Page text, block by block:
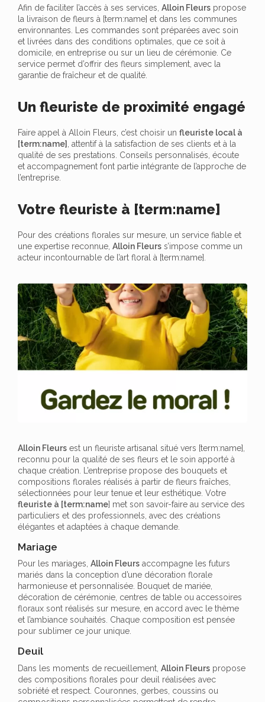
Afin de faciliter l’accès à ses services, Alloin Fleurs propose
la livraison de fleurs à [term:name] et dans les communes
environnantes. Les commandes sont préparées avec soin
et livrées dans des conditions optimales, que ce soit à
domicile, en entreprise ou sur un lieu de cérémonie. Ce
service permet d’offrir des fleurs simplement, avec la
garantie de fraîcheur et de qualité.
Un fleuriste de proximité engagé
Faire appel à Alloin Fleurs, c’est choisir un fleuriste local à
[term:name]
, attentif à la satisfaction de ses clients et à la
qualité de ses prestations. Conseils personnalisés, écoute
et accompagnement font partie intégrante de l’approche de
l’entreprise.
Votre fleuriste à [term:name]
Pour des créations florales sur mesure, un service fiable et
une expertise reconnue, Alloin Fleurs s’impose comme un
acteur incontournable de l’art floral à [term:name].
Alloin Fleurs est un fleuriste artisanal situé vers [term:name],
reconnu pour la qualité de ses fleurs et le soin apporté à
chaque création. L’entreprise propose des bouquets et
compositions florales réalisés à partir de fleurs fraîches,
sélectionnées pour leur tenue et leur esthétique. Votre
fleuriste à [term:name] met son savoir-faire au service des
particuliers et des professionnels, avec des créations
élégantes et adaptées à chaque demande.
Mariage
Pour les mariages, Alloin Fleurs accompagne les futurs
mariés dans la conception d’une décoration florale
harmonieuse et personnalisée. Bouquet de mariée,
décoration de cérémonie, centres de table ou accessoires
floraux sont réalisés sur mesure, en accord avec le thème
et l’ambiance souhaités. Chaque composition est pensée
pour sublimer ce jour unique.
Deuil
Dans les moments de recueillement, Alloin Fleurs propose
des compositions florales pour deuil réalisées avec
sobriété et respect. Couronnes, gerbes, coussins ou